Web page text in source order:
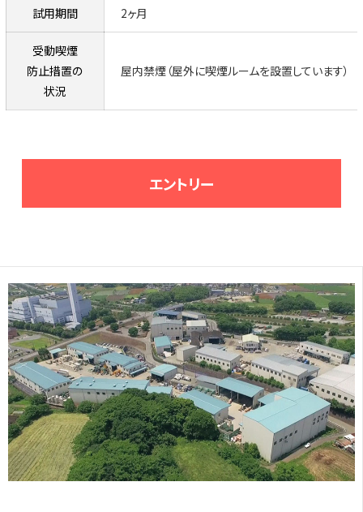
試用期間 2ヶ月
受動喫煙
防止措置の
状況
屋内禁煙（屋外に喫煙ルームを設置しています）
エントリー